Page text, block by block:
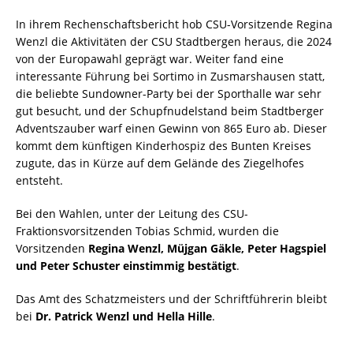
In ihrem Rechenschaftsbericht hob CSU-Vorsitzende Regina
Wenzl die Aktivitäten der CSU Stadtbergen heraus, die 2024
von der Europawahl geprägt war. Weiter fand eine
interessante Führung bei Sortimo in Zusmarshausen statt,
die beliebte Sundowner-Party bei der Sporthalle war sehr
gut besucht, und der Schupfnudelstand beim Stadtberger
Adventszauber warf einen Gewinn von 865 Euro ab. Dieser
kommt dem künftigen Kinderhospiz des Bunten Kreises
zugute, das in Kürze auf dem Gelände des Ziegelhofes
entsteht.
Bei den Wahlen, unter der Leitung des CSU-
Fraktionsvorsitzenden Tobias Schmid, wurden die
Vorsitzenden Regina Wenzl, Müjgan Gäkle, Peter Hagspiel
und Peter Schuster einstimmig bestätigt.
Das Amt des Schatzmeisters und der Schriftführerin bleibt
bei Dr. Patrick Wenzl und Hella Hille.